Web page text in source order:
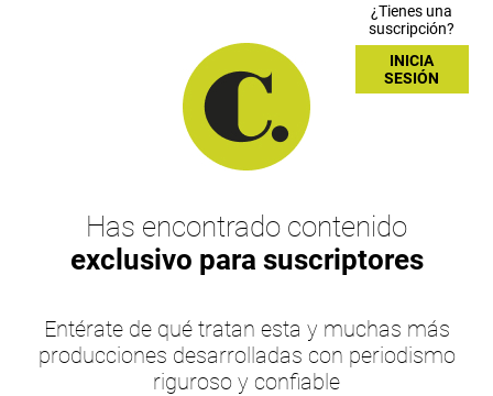
¿Tienes una
suscripción?
INICIA
SESIÓN
Has encontrado contenido
exclusivo para suscriptores
Entérate de qué tratan esta y muchas más
producciones desarrolladas con periodismo
riguroso y confiable